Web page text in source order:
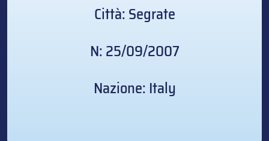
Città: Segrate
N: 25/09/2007
Nazione: Italy